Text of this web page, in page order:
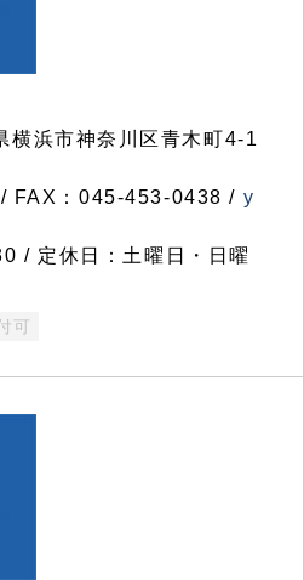
浜市神奈川区青木町4-1
FAX：045-453-0438 / y
/ 定休日：土曜日・日曜
可